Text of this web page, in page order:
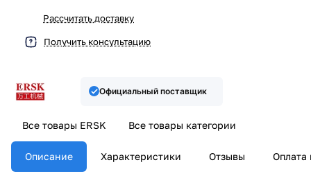
Рассчитать доставку
Получить консультацию
Официальный поставщик
Все товары ERSK Все товары категории
Описание Характеристики Отзывы Оплата